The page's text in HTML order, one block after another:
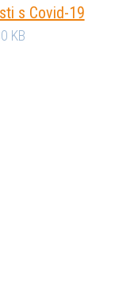
s Covid-19
KB